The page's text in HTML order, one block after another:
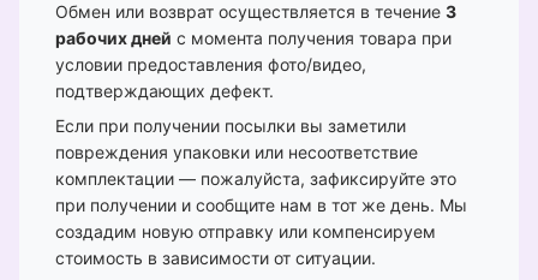
Обмен или возврат осуществляется в течение 3
рабочих дней с момента получения товара при
условии предоставления фото/видео,
подтверждающих дефект.
Если при получении посылки вы заметили
повреждения упаковки или несоответствие
комплектации — пожалуйста, зафиксируйте это
при получении и сообщите нам в тот же день. Мы
создадим новую отправку или компенсируем
стоимость в зависимости от ситуации.